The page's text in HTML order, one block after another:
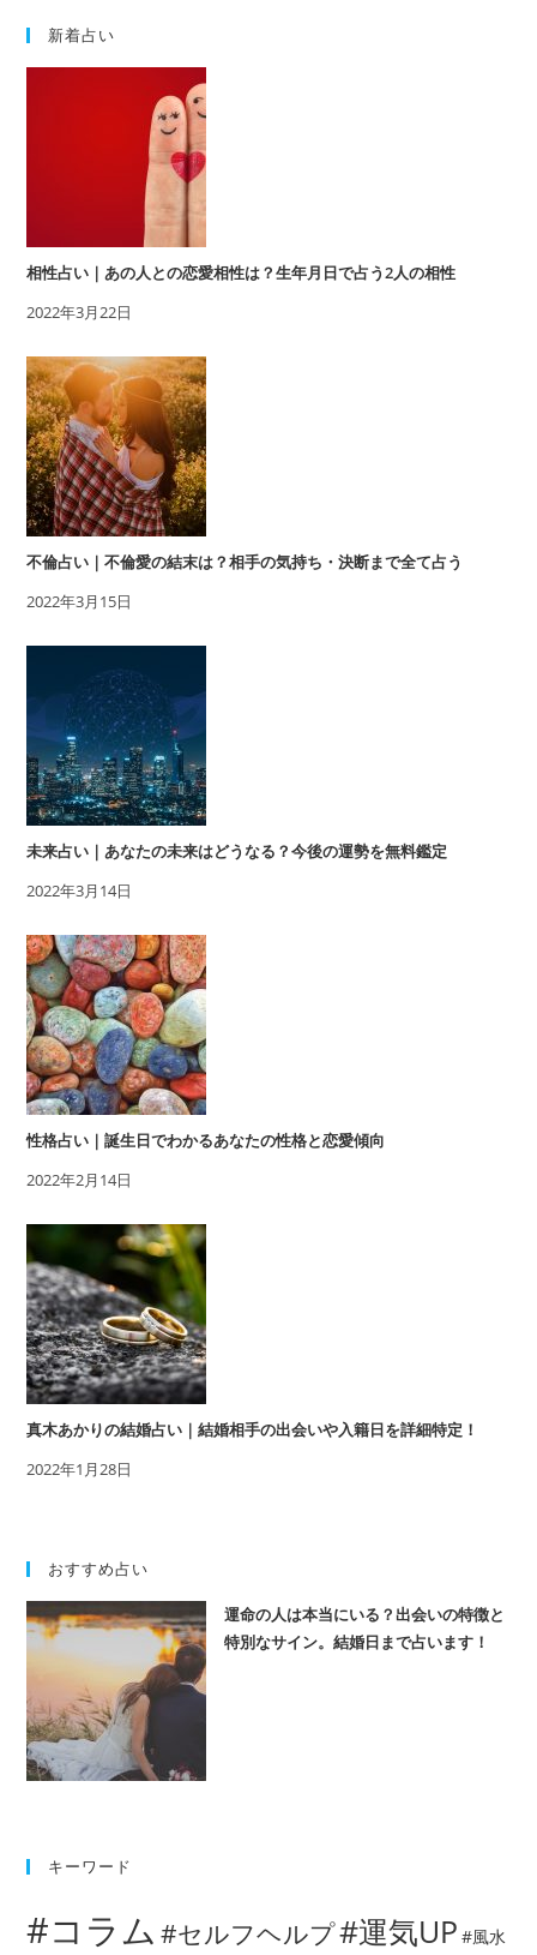
新着占い
相性占い｜あの人との恋愛相性は？生年月日で占う2人の相性
2022年3月22日
不倫占い｜不倫愛の結末は？相手の気持ち・決断まで全て占う
2022年3月15日
未来占い｜あなたの未来はどうなる？今後の運勢を無料鑑定
2022年3月14日
性格占い｜誕生日でわかるあなたの性格と恋愛傾向
2022年2月14日
真木あかりの結婚占い｜結婚相手の出会いや入籍日を詳細特定！
2022年1月28日
おすすめ占い
運命の人は本当にいる？出会いの特徴と
特別なサイン。結婚日まで占います！
キーワード
#コラム #セルフヘルプ#運気UP #風水